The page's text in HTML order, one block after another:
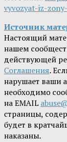
vyvozyat-iz-
Источник
Настоящий
нашем
действующей
Соглашения.
нарушает ваши
необходимо
на EMAIL
страницы,
будет в
наказаны.